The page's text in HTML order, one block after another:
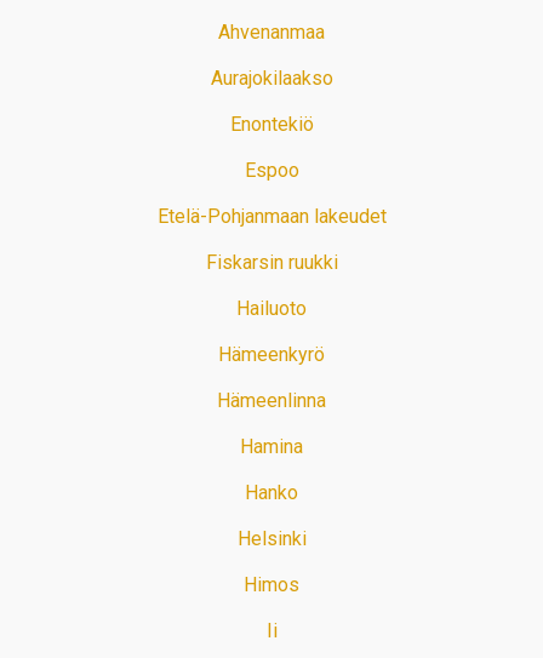
Ahvenanmaa
Aurajokilaakso
Enontekiö
Espoo
Etelä-Pohjanmaan lakeudet
Fiskarsin ruukki
Hailuoto
Hämeenkyrö
Hämeenlinna
Hamina
Hanko
Helsinki
Himos
Ii